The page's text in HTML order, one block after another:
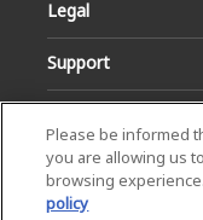
Legal
Support
Please be informed
you are allowing us
browsing
policy